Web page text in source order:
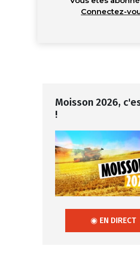
Connectez-
Moisson 2026,
!
◉ EN DIRECT